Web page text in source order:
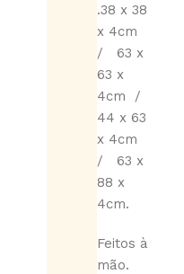
.38 x 38
x 4cm
/ 63 x
63 x
4cm /
44 x 63
x 4cm
/ 63 x
88 x
4cm.
Feitos à
mão.